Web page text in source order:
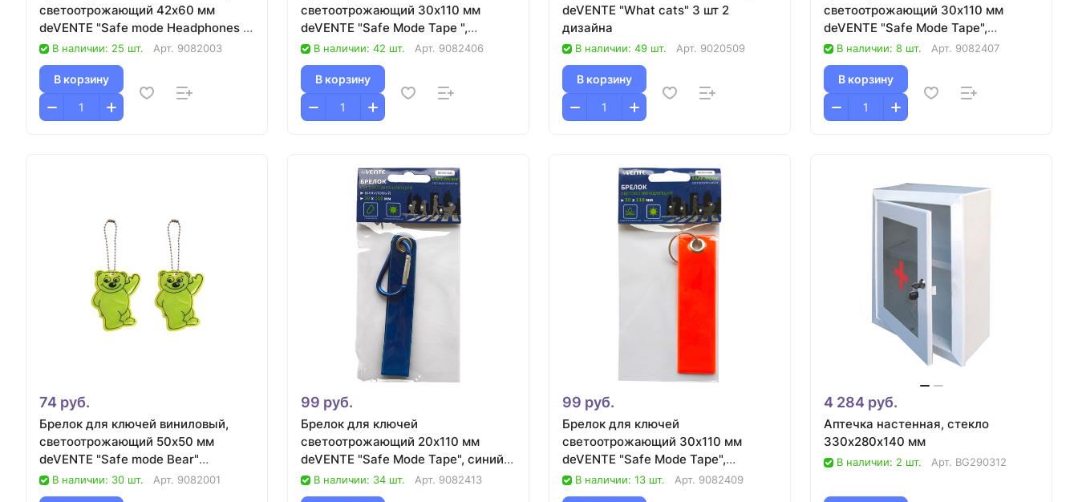
светоотрожающий 42х60 мм
deVENTE "Safe mode Headphones ",
белый/25
В наличии: 25 шт. Арт. 9082003
В корзину
светоотрожающий 30х110 мм
deVENTE "Safe Mode Tape ",
белый/25
В наличии: 42 шт. Арт. 9082406
В корзину
deVENTE "What cats" 3 шт 2
дизайна
В наличии: 49 шт. Арт. 9020509
В корзину
светоотрожающий 30х110 мм
deVENTE "Safe Mode Tape",
неоновый желтый
В наличии: 8 шт. Арт. 9082407
В корзину
74 руб.
Брелок для ключей виниловый,
светоотрожающий 50х50 мм
deVENTE "Safe mode Bear"
желтый/25
В наличии: 30 шт. Арт. 9082001
99 руб.
Брелок для ключей
светоотрожающий 20х110 мм
deVENTE "Safe Mode Tape", синий с
синим/25
В наличии: 34 шт. Арт. 9082413
99 руб.
Брелок для ключей
светоотрожающий 30х110 мм
deVENTE "Safe Mode Tape",
неоновый оранжевый
В наличии: 13 шт. Арт. 9082409
4 284 руб.
Аптечка настенная, стекло
330х280х140 мм
В наличии: 2 шт. Арт. BG290312